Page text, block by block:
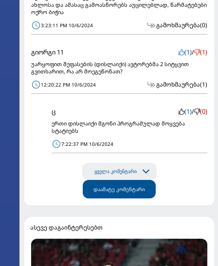
ახლოსა და ამასაც გამოასწორებს აუცილებლად, წარმატებები
ოქრო ბიჭია
3:23:11 PM 10/6/2024 გამოხმაურება(0)
გიორგი 11 (1)/ (1)
უარყოფით შეფასების (დისლაიქი) ავტორებმა 2 სიტყვით
გვითხარით, რა არ მოეგეწონათ?
12:20:22 PM 10/6/2024 გამოხმაურება(1)
ც (1)/ (0)
ერთი დისლაიქი მგონი პროგრამულად მოყვება
სტატიებს
7:22:37 PM 10/6/2024
ყველა კომენტარი
დაამატე კომენტარი
ასევე დაგაინტერესებთ